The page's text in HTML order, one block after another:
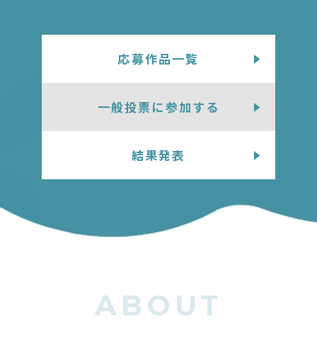
応募作品一覧
一般投票に参加する
結果発表
ABOUT